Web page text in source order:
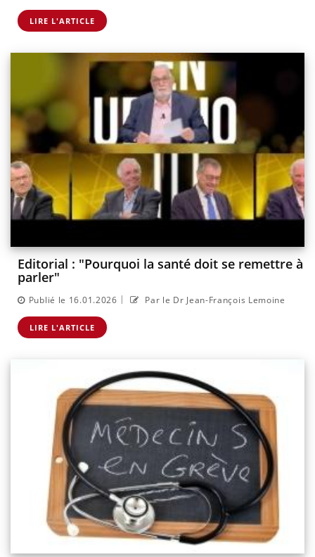
LIRE L'ARTICLE
Editorial : "Pourquoi la santé doit se remettre à
parler"
Publié le 16.01.2026 | Par le Dr Jean-François Lemoine
LIRE L'ARTICLE